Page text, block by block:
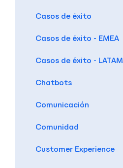
Casos de éxito
Casos de éxito - EMEA
Casos de éxito - LATAM
Chatbots
Comunicación
Comunidad
Customer Experience